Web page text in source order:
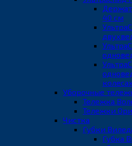
40 см
колесах
Уборочные
Тележка
Тележки
Чистка
Губки
Губка